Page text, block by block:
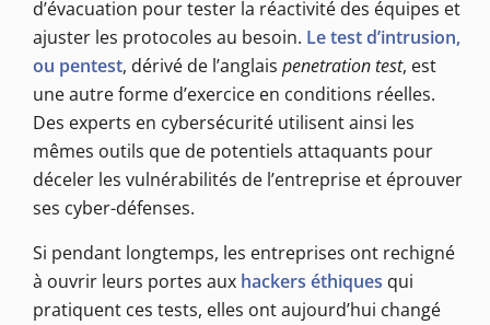
d’évacuation pour tester la réactivité des équipes et
ajuster les protocoles au besoin. Le test d’intrusion,
ou pentest, dérivé de l’anglais penetration test, est
une autre forme d’exercice en conditions réelles.
Des experts en cybersécurité utilisent ainsi les
mêmes outils que de potentiels attaquants pour
déceler les vulnérabilités de l’entreprise et éprouver
ses cyber-défenses.
Si pendant longtemps, les entreprises ont rechigné
à ouvrir leurs portes aux hackers éthiques qui
pratiquent ces tests, elles ont aujourd’hui changé